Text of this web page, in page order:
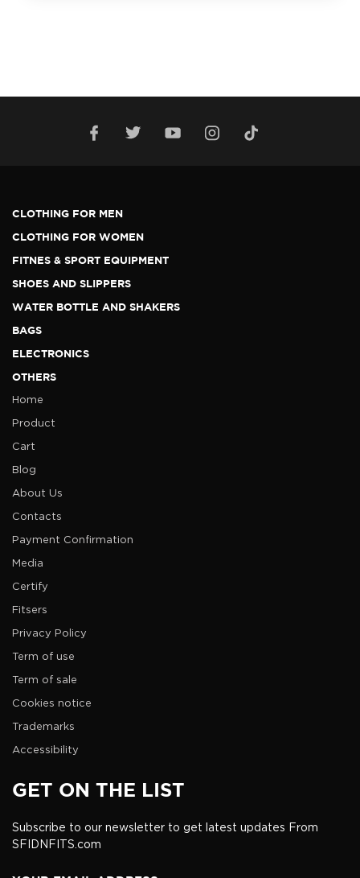
CLOTHING FOR MEN
CLOTHING FOR WOMEN
FITNES & SPORT EQUIPMENT
SHOES AND SLIPPERS
WATER BOTTLE AND SHAKERS
BAGS
ELECTRONICS
OTHERS
Home
Product
Cart
Blog
About Us
Contacts
Payment Confirmation
Media
Certify
Fitsers
Privacy Policy
Term of use
Term of sale
Cookies notice
Trademarks
Accessibility
GET ON THE LIST
Subscribe to our newsletter to get latest updates From
SFIDNFITS.com